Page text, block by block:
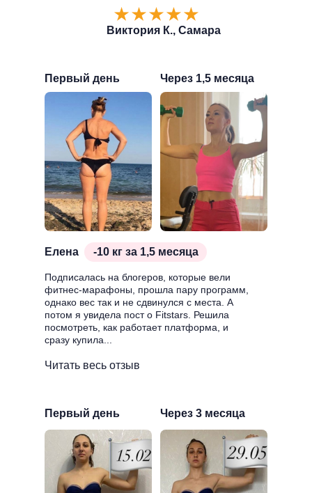
Виктория К., Самара
Первый день Через 1,5 месяца
Подписалась на блогеров, которые вели
фитнес-марафоны, прошла пару программ,
однако вес так и не сдвинулся с места. А
потом я увидела пост о Fitstars. Решила
посмотреть, как работает платформа, и
сразу купила...
-10 кг за 1,5 месяца
Елена
Читать весь отзыв
Первый день Через 3 месяца